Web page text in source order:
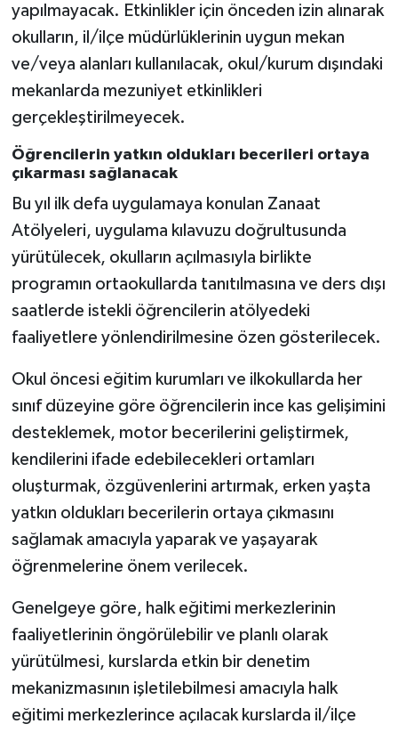
yapılmayacak. Etkinlikler için önceden izin alınarak
okulların, il/ilçe müdürlüklerinin uygun mekan
ve/veya alanları kullanılacak, okul/kurum dışındaki
mekanlarda mezuniyet etkinlikleri
gerçekleştirilmeyecek.
Öğrencilerin yatkın oldukları becerileri ortaya
çıkarması sağlanacak
Bu yıl ilk defa uygulamaya konulan Zanaat
Atölyeleri, uygulama kılavuzu doğrultusunda
yürütülecek, okulların açılmasıyla birlikte
programın ortaokullarda tanıtılmasına ve ders dışı
saatlerde istekli öğrencilerin atölyedeki
faaliyetlere yönlendirilmesine özen gösterilecek.
Okul öncesi eğitim kurumları ve ilkokullarda her
sınıf düzeyine göre öğrencilerin ince kas gelişimini
desteklemek, motor becerilerini geliştirmek,
kendilerini ifade edebilecekleri ortamları
oluşturmak, özgüvenlerini artırmak, erken yaşta
yatkın oldukları becerilerin ortaya çıkmasını
sağlamak amacıyla yaparak ve yaşayarak
öğrenmelerine önem verilecek.
Genelgeye göre, halk eğitimi merkezlerinin
faaliyetlerinin öngörülebilir ve planlı olarak
yürütülmesi, kurslarda etkin bir denetim
mekanizmasının işletilebilmesi amacıyla halk
eğitimi merkezlerince açılacak kurslarda il/ilçe